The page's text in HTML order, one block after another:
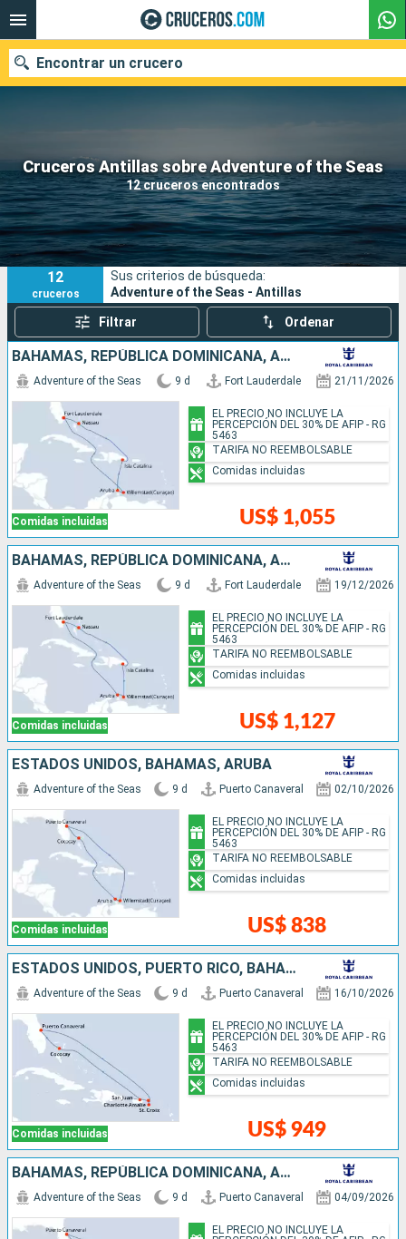
Cruceros Antillas sobre Adventure of the Seas
12 cruceros encontrados
Encontrar un crucero
Nuestros destinos
Fecha de salida
Puertos Compañías
Buscar
12
cruceros
Sus criterios de búsqueda:
Adventure of the Seas - Antillas
Filtrar Ordenar
BAHAMAS, REPÚBLICA DOMINICANA, ARUBA, ESTADOS UNIDOS
Comidas incluidas
Adventure of the Seas 9 d Fort Lauderdale 21/11/2026
US$ 1,055
EL PRECIO NO INCLUYE LA
PERCEPCIÓN DEL 30% DE AFIP - RG
5463
TARIFA NO REEMBOLSABLE
Comidas incluidas
BAHAMAS, REPÚBLICA DOMINICANA, ARUBA, ESTADOS UNIDOS
Comidas incluidas
Adventure of the Seas 9 d Fort Lauderdale 19/12/2026
US$ 1,127
EL PRECIO NO INCLUYE LA
PERCEPCIÓN DEL 30% DE AFIP - RG
5463
TARIFA NO REEMBOLSABLE
Comidas incluidas
ESTADOS UNIDOS, BAHAMAS, ARUBA
Comidas incluidas
Adventure of the Seas 9 d Puerto Canaveral 02/10/2026
US$ 838
EL PRECIO NO INCLUYE LA
PERCEPCIÓN DEL 30% DE AFIP - RG
5463
TARIFA NO REEMBOLSABLE
Comidas incluidas
ESTADOS UNIDOS, PUERTO RICO, BAHAMAS
Comidas incluidas
Adventure of the Seas 9 d Puerto Canaveral 16/10/2026
US$ 949
EL PRECIO NO INCLUYE LA
PERCEPCIÓN DEL 30% DE AFIP - RG
5463
TARIFA NO REEMBOLSABLE
Comidas incluidas
BAHAMAS, REPÚBLICA DOMINICANA, ARUBA, ESTADOS UNIDOS
Adventure of the Seas 9 d Puerto Canaveral 04/09/2026
EL PRECIO NO INCLUYE LA